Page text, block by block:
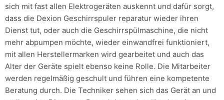
sich mit fast allen Elektrogeräten auskennt und dafür sorgt,
dass die Dexion Geschirrspuler reparatur wieder ihren
Dienst tut, oder auch die Geschirrspülmaschine, die nicht
mehr abpumpen möchte, wieder einwandfrei funktioniert,
mit allen Herstellermarken wird gearbeitet und auch das
Alter der Geräte spielt ebenso keine Rolle. Die Mitarbeiter
werden regelmäßig geschult und führen eine kompetente
Beratung durch. Die Techniker sehen sich das Gerät an und